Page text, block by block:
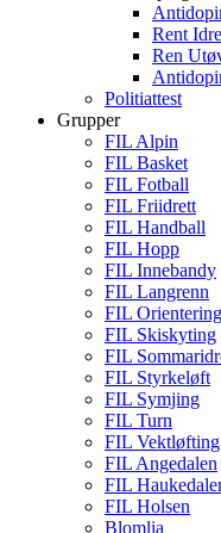
Rent
Ren
Politiattest
Grupper
FIL Alpin
FIL Basket
FIL Fotball
FIL Friidrett
FIL Handball
FIL Hopp
FIL Innebandy
FIL Langrenn
FIL Orientering
FIL Skiskyting
FIL
FIL Styrkeløft
FIL Symjing
FIL Turn
FIL Vektløfting
FIL Angedalen
FIL
FIL Holsen
Blomlia